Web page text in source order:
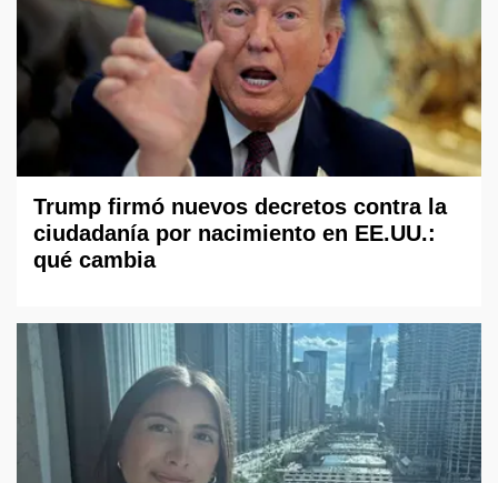
Trump firmó nuevos decretos contra la
ciudadanía por nacimiento en EE.UU.:
qué cambia